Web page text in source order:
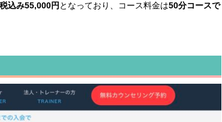
税込み55,000円 となっており、コース料金は50分コースで